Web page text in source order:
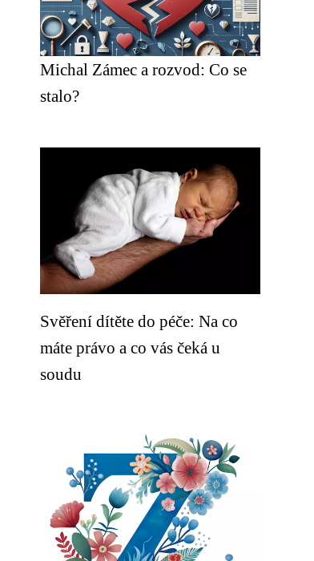
Michal Zámec a rozvod: Co se
stalo?
Svěření dítěte do péče: Na co
máte právo a co vás čeká u
soudu